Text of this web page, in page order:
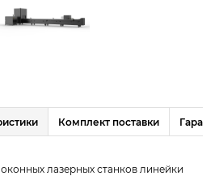
Комплект поставки
лазерных станков линейки